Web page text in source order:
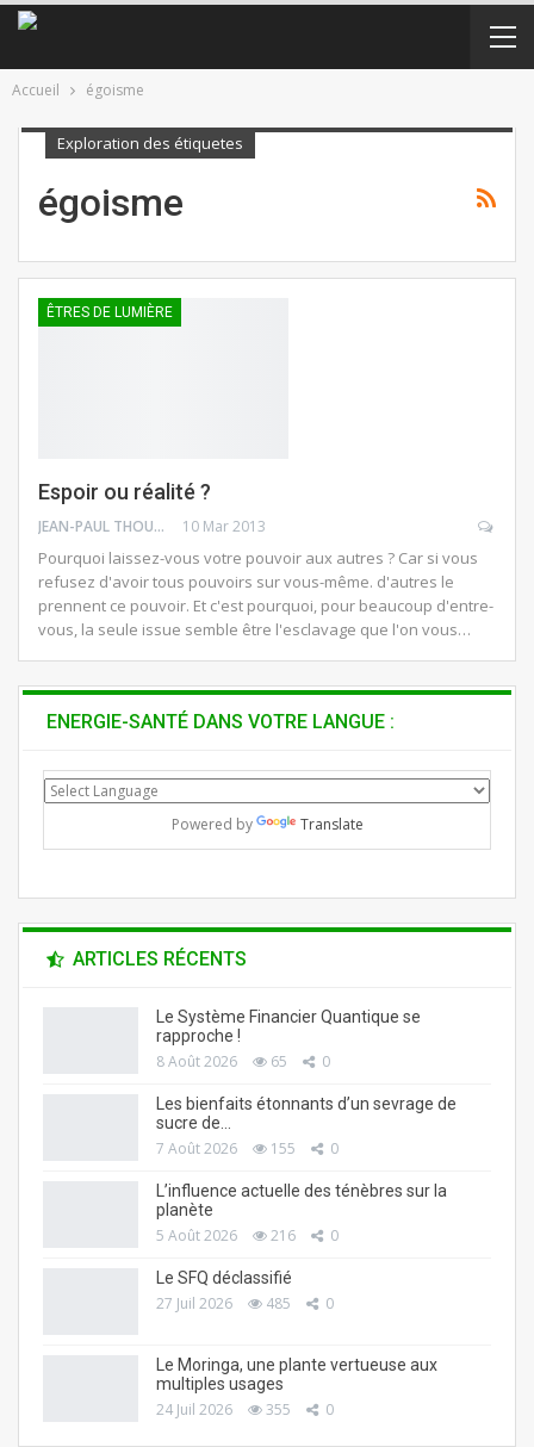
Accueil égoisme
Exploration des étiquetes
égoisme
ÊTRES DE LUMIÈRE
Espoir ou réalité ?
JEAN-PAUL THOUNY 10 Mar 2013
Pourquoi laissez-vous votre pouvoir aux autres ? Car si vous
refusez d'avoir tous pouvoirs sur vous-même. d'autres le
prennent ce pouvoir. Et c'est pourquoi, pour beaucoup d'entre-
vous, la seule issue semble être l'esclavage que l'on vous…
ENERGIE-SANTÉ DANS VOTRE LANGUE :
Powered by Translate
ARTICLES RÉCENTS
Le Système Financier Quantique se
rapproche !
8 Août 2026 65 0
Les bienfaits étonnants d’un sevrage de
sucre de…
7 Août 2026 155 0
L’influence actuelle des ténèbres sur la
planète
5 Août 2026 216 0
Le SFQ déclassifié
27 Juil 2026 485 0
Le Moringa, une plante vertueuse aux
multiples usages
24 Juil 2026 355 0